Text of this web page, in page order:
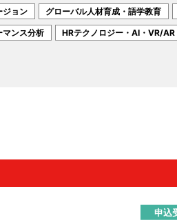
ジョン グローバル人材育成・語学教育
マンス分析 HRテクノロジー・AI・VR/AR
申込